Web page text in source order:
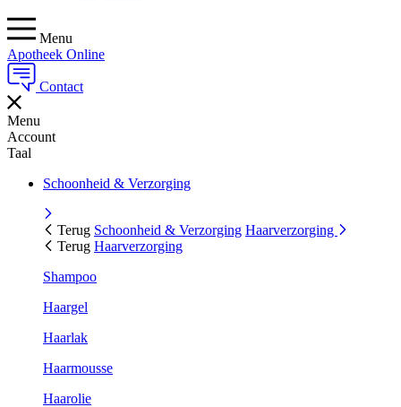
Menu
Apotheek Online
Contact
Menu
Account
Taal
Schoonheid & Verzorging
Terug Schoonheid & Verzorging Haarverzorging
Terug Haarverzorging
Shampoo
Haargel
Haarlak
Haarmousse
Haarolie